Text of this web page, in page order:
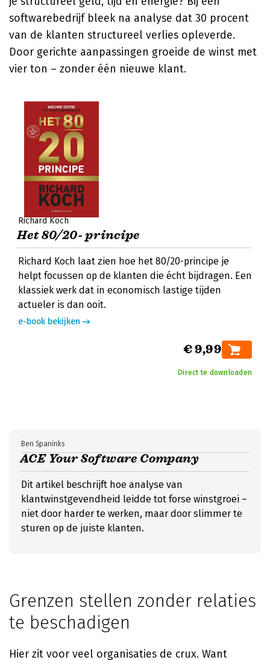
softwarebedrijf bleek na analyse dat 30 procent
van de klanten structureel verlies opleverde.
Door gerichte aanpassingen groeide de winst met
vier ton – zonder één nieuwe klant.
Richard Koch
Het 80/20- principe
Richard Koch laat zien hoe het 80/20-principe je
helpt focussen op de klanten die écht bijdragen. Een
klassiek werk dat in economisch lastige tijden
actueler is dan ooit.
e-book bekijken
€ 9,99
Direct te downloaden
ACE Your Software Company
Ben Spaninks
Dit artikel beschrijft hoe analyse van
klantwinstgevendheid leidde tot forse winstgroei –
niet door harder te werken, maar door slimmer te
sturen op de juiste klanten.
Grenzen stellen zonder relaties
te beschadigen
Hier zit voor veel organisaties de crux. Want